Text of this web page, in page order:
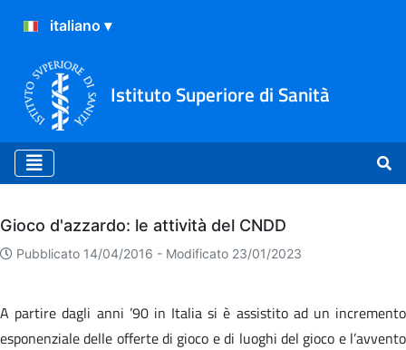
Istituto Superiore di Sanità
Archivio
Gioco d'azzardo: le attività del CNDD
Pubblicato 14/04/2016 - Modificato 23/01/2023
A partire dagli anni ’90 in Italia si è assistito ad un incremento
esponenziale delle offerte di gioco e di luoghi del gioco e l’avvento